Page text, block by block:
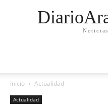
Inicio Actualidad
Actualidad